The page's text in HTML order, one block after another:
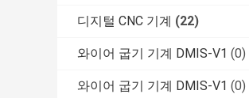
디지털 CNC 기계 (22)
와이어 굽기 기계 DMIS-V1 (0)
와이어 굽기 기계 DMIS-V1 (0)